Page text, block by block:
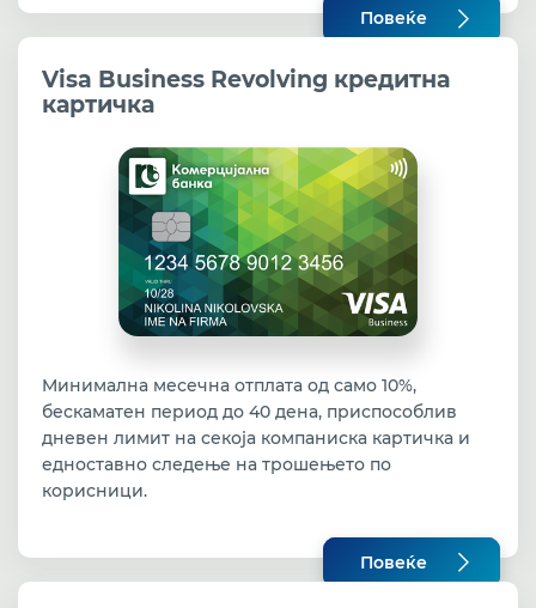
Повеќе
Visa Business Revolving кредитна
картичка
Mинимална месечна отплата од само 10%,
бескаматен период до 40 дена, приспособлив
дневен лимит на секоја компаниска картичка и
едноставно следење на трошењето по
корисници.
Повеќе